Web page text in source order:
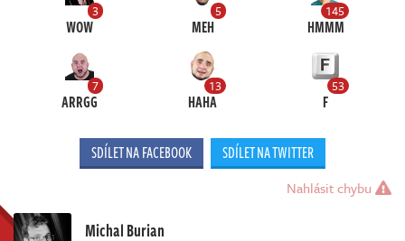
3
WOW
5
MEH
145
HMMM
7
ARRGG
13
HAHA
53
F
SDÍLET NA FACEBOOK SDÍLET NA TWITTER
Nahlásit chybu
Michal Burian